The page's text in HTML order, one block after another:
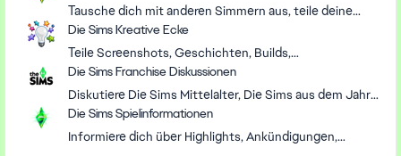
Community von Die Sims 2.
Tausche dich mit anderen Simmern aus, teile deine
Erfahrungen und behebe Probleme in der offiziellen
Community von Die Sims FreePlay.
Die Sims Kreative Ecke
Teile Screenshots, Geschichten, Builds,
benutzerdefinierte Inhalte, Mods, Herausforderungen,
Vorschläge und lustige Momente aus deinen Sims
Spielen.
Die Sims Franchise Diskussionen
Diskutiere Die Sims Mittelalter, Die Sims aus dem Jahr
2000 und spekuliere mit Fans in unserem Forum über
die Zukunft der Die Sims-Reihe, einschließlich Project
Die Sims Spielinformationen
Informiere dich über Highlights, Ankündigungen,